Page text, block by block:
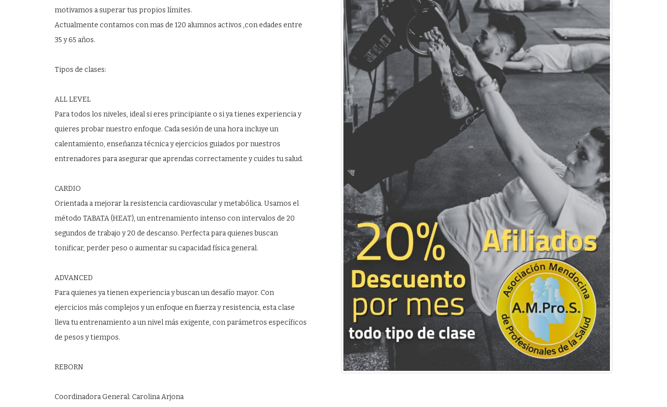
motivamos a superar tus propios límites.
Actualmente contamos con mas de 120 alumnos activos ,con edades entre
35 y 65 años.
Tipos de clases:
ALL LEVEL
Para todos los niveles, ideal si eres principiante o si ya tienes experiencia y
quieres probar nuestro enfoque. Cada sesión de una hora incluye un
calentamiento, enseñanza técnica y ejercicios guiados por nuestros
entrenadores para asegurar que aprendas correctamente y cuides tu salud.
CARDIO
Orientada a mejorar la resistencia cardiovascular y metabólica. Usamos el
método TABATA (HEAT), un entrenamiento intenso con intervalos de 20
segundos de trabajo y 20 de descanso. Perfecta para quienes buscan
tonificar, perder peso o aumentar su capacidad física general.
ADVANCED
Para quienes ya tienen experiencia y buscan un desafío mayor. Con
ejercicios más complejos y un enfoque en fuerza y resistencia, esta clase
lleva tu entrenamiento a un nivel más exigente, con parámetros específicos
de pesos y tiempos.
REBORN
Coordinadora General: Carolina Arjona